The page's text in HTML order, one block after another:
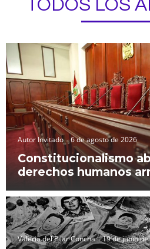
TODOS LOS
Autor Invitado 6 de agosto de 2026
Constitucionalismo
derechos humanos
Valeria del Pilar Concha 19 de junio